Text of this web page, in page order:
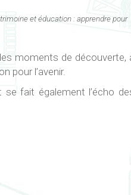
et éducation : apprendre pour
moments de découverte,
pour l’avenir.
fait également l’écho